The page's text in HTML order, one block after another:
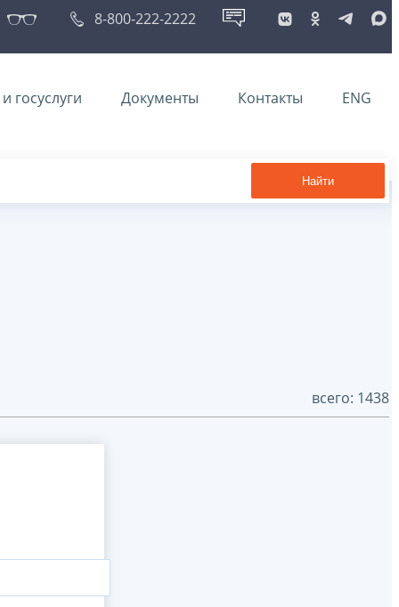
8-800-222-2222
госуслуги Документы Контакты ENG
Найти
всего: 1438